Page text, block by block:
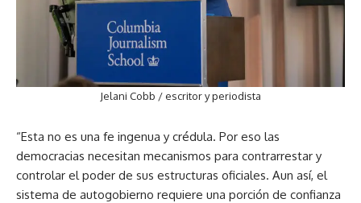
Jelani Cobb / escritor y periodista
“Esta no es una fe ingenua y crédula. Por eso las
democracias necesitan mecanismos para contrarrestar y
controlar el poder de sus estructuras oficiales. Aun así, el
sistema de autogobierno requiere una porción de confianza